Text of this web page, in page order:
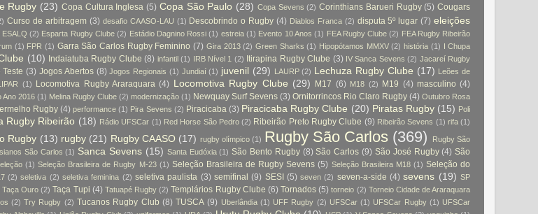
Rugby (23) Copa Cultura Inglesa (5) Copa São Paulo (28) Copa Sevens (2) Corinthians Barueri Rugby (5) Cougars
Curso de arbitragem (3) desafio CAASO-LAU (1) Descobrindo o Rugby (4) Diablos Franca (2) disputa 5º lugar (7) eleições
ESALQ (2) Esparta Rugby Clube (2) Estádio Dagnino Rossi (1) estreia (1) Evento 10 Anos (1) FEA Rugby Clube (2) FEA Rugby Ribeirão
(1) FPR (1) Garra São Carlos Rugby Feminino (7) Gira 2013 (2) Green Sharks (1) Hipopótamos MMXV (2) história (1) I Chupa
(10) Indaiatuba Rugby Clube (8) infantil (1) IRB Nível 1 (2) Itirapina Rugby Clube (3) IV Sanca Sevens (2) Jacareí Rugby
Teste (3) Jogos Abertos (8) Jogos Regionais (1) Jundiaí (1) juvenil (29) LAURP (2) Lechuza Rugby Clube (17) Leões de
(1) Locomotiva Rugby Araraquara (4) Locomotiva Rugby Clube (29) M17 (6) M18 (2) M19 (4) masculino (4)
Ano 2016 (1) Melina Rugby Clube (2) modernização (1) Newquay Surf Sevens (3) Ornitorrincos Rio Claro Rugby (4) Outubro Rosa
Rugby (4) performance (1) Pira Sevens (2) Piracicaba (3) Piracicaba Rugby Clube (20) Piratas Rugby (15) Poli
Rugby Ribeirão (18) Rádio UFSCar (1) Red Horse São Pedro (2) Ribeirão Preto Rugby Clube (9) Ribeirão Sevens (1) rifa (1)
Rugby (13) rugby (21) Rugby CAASO (17) rugby olímpico (1) Rugby São Carlos (369)
Rugby São
São Carlos (1) Sanca Sevens (15) Santa Eudóxia (1) São Bento Rugby (8) São Carlos (9) São José Rugby (4) São
(1) Seleção Brasileira de Rugby M-23 (1) Seleção Brasileira de Rugby Sevens (5) Seleção Brasileira M18 (1) Seleção do
(2) seletiva (2) seletiva feminina (2) seletiva paulista (3) semifinal (9) SESI (5) seven (2) seven-a-side (4) sevens (19) SP
Taça Ouro (2) Taça Tupi (4) Tatuapé Rugby (2) Templários Rugby Clube (6) Tornados (5) torneio (2) Torneio Cidade de Araraquara
(2) Try Rugby (2) Tucanos Rugby Club (8) TUSCA (9) Uberlândia (1) UFF Rugby (2) UFSCar (1) UFSCar Rugby (1) UFSCar